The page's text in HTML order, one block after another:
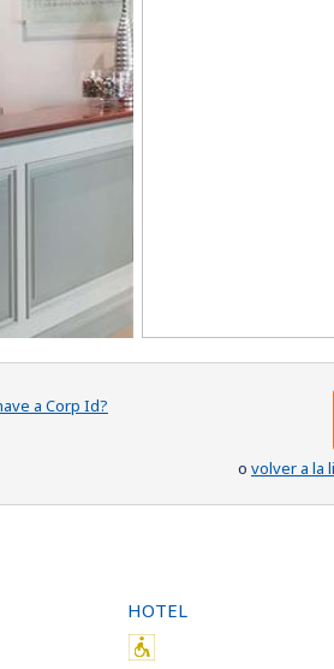
a Corp Id?
o volver a la
HOTEL